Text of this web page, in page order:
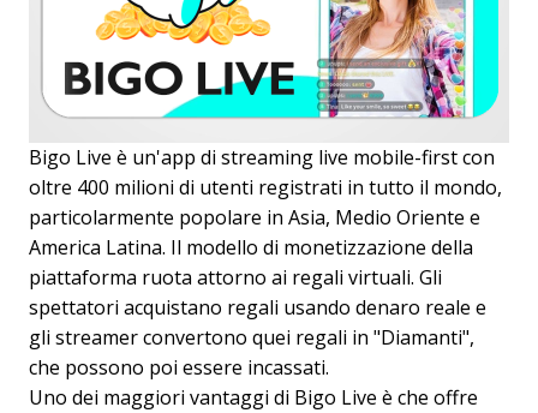
Bigo Live è un'app di streaming live mobile-first con
oltre 400 milioni di utenti registrati in tutto il mondo,
particolarmente popolare in Asia, Medio Oriente e
America Latina. Il modello di monetizzazione della
piattaforma ruota attorno ai regali virtuali. Gli
spettatori acquistano regali usando denaro reale e
gli streamer convertono quei regali in "Diamanti",
che possono poi essere incassati.
Uno dei maggiori vantaggi di Bigo Live è che offre